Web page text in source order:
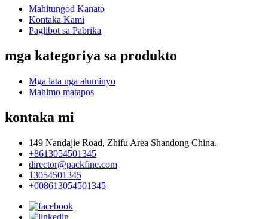
Mahitungod Kanato
Kontaka Kami
Paglibot sa Pabrika
mga kategoriya sa produkto
Mga lata nga aluminyo
Mahimo matapos
kontaka mi
149 Nandajie Road, Zhifu Area Shandong China.
+8613054501345
director@packfine.com
13054501345
+008613054501345